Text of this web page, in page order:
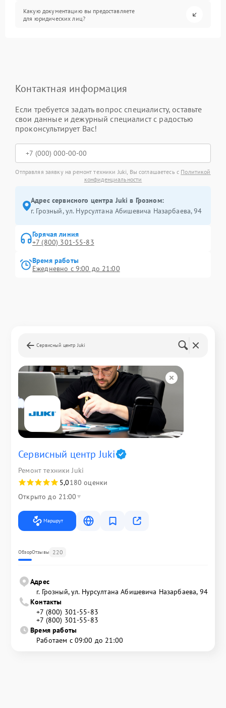
Какую документацию вы предоставляете
для юридических лиц?
Контактная информация
Если требуется задать вопрос специалисту, оставьте
свои данные и дежурный специалист с радостью
проконсультирует Вас!
Отправляя заявку на ремонт техники Juki, Вы соглашаетесь с Политикой
конфиденциальности
Адрес сервисного центра Juki в Грозном:
г. Грозный, ул. Нурсултана Абишевича Назарбаева, 94
Горячая линия
+7 (800) 301-55-83
Время работы
Ежедневно с 9:00 до 21:00
Сервисный центр Juki
Сервисный центр Juki
Ремонт техники Juki
5,0180 оценки
Открыто до 21:00
Маршрут
ОбзорОтзывы 220
Адрес
г. Грозный, ул. Нурсултана Абишевича Назарбаева, 94
Контакты
+7 (800) 301-55-83
+7 (800) 301-55-83
Время работы
Работаем с 09:00 до 21:00